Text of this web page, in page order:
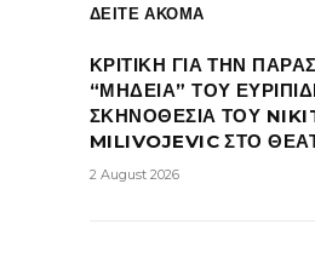
ΔΕΙΤΕ ΑΚΟΜΑ
ΚΡΙΤΙΚΗ ΓΙΑ ΤΗΝ
“ΜΗΔΕΙΑ” ΤΟΥ
ΣΚΗΝΟΘΕΣΙΑ ΤΟΥ
MILIVOJEVIC ΣΤΟ
2 August 2026